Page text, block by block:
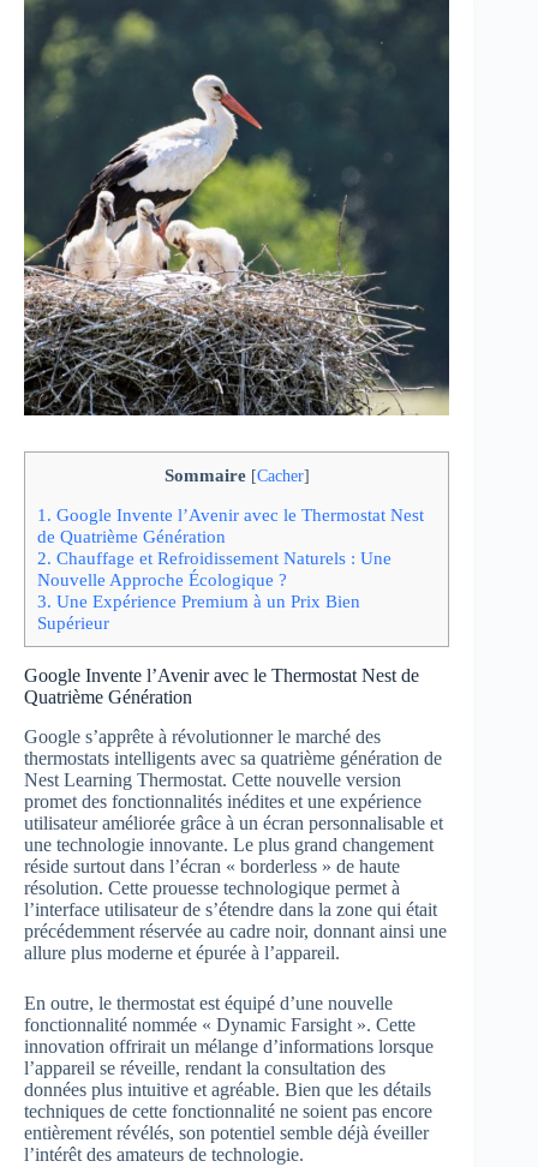
Sommaire [Cacher]
1. Google Invente l’Avenir avec le Thermostat Nest
de Quatrième Génération
2. Chauffage et Refroidissement Naturels : Une
Nouvelle Approche Écologique ?
3. Une Expérience Premium à un Prix Bien
Supérieur
Google Invente l’Avenir avec le Thermostat Nest de
Quatrième Génération
Google s’apprête à révolutionner le marché des
thermostats intelligents avec sa quatrième génération de
Nest Learning Thermostat. Cette nouvelle version
promet des fonctionnalités inédites et une expérience
utilisateur améliorée grâce à un écran personnalisable et
une technologie innovante. Le plus grand changement
réside surtout dans l’écran « borderless » de haute
résolution. Cette prouesse technologique permet à
l’interface utilisateur de s’étendre dans la zone qui était
précédemment réservée au cadre noir, donnant ainsi une
allure plus moderne et épurée à l’appareil.
En outre, le thermostat est équipé d’une nouvelle
fonctionnalité nommée « Dynamic Farsight ». Cette
innovation offrirait un mélange d’informations lorsque
l’appareil se réveille, rendant la consultation des
données plus intuitive et agréable. Bien que les détails
techniques de cette fonctionnalité ne soient pas encore
entièrement révélés, son potentiel semble déjà éveiller
l’intérêt des amateurs de technologie.